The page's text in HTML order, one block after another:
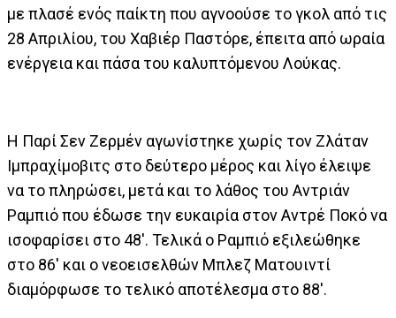
με πλασέ ενός παίκτη που αγνοούσε το γκολ από τις
28 Απριλίου, του Χαβιέρ Παστόρε, έπειτα από ωραία
ενέργεια και πάσα του καλυπτόμενου Λούκας.
Η Παρί Σεν Ζερμέν αγωνίστηκε χωρίς τον Ζλάταν
Ιμπραχίμοβιτς στο δεύτερο μέρος και λίγο έλειψε
να το πληρώσει, μετά και το λάθος του Αντριάν
Ραμπιό που έδωσε την ευκαιρία στον Αντρέ Ποκό να
ισοφαρίσει στο 48'. Τελικά ο Ραμπιό εξιλεώθηκε
στο 86' και ο νεοεισελθών Μπλεζ Ματουιντί
διαμόρφωσε το τελικό αποτέλεσμα στο 88'.